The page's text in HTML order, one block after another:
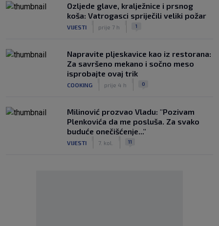
Ozljede glave, kralježnice i prsnog
koša: Vatrogasci spriječili veliki požar
VIJESTI prije 7 h 1
Napravite pljeskavice kao iz restorana:
Za savršeno mekano i sočno meso
isprobajte ovaj trik
COOKING prije 4 h 0
Milinović prozvao Vladu: "Pozivam
Plenkovića da me posluša. Za svako
buduće onečišćenje..."
VIJESTI 7. kol. 11